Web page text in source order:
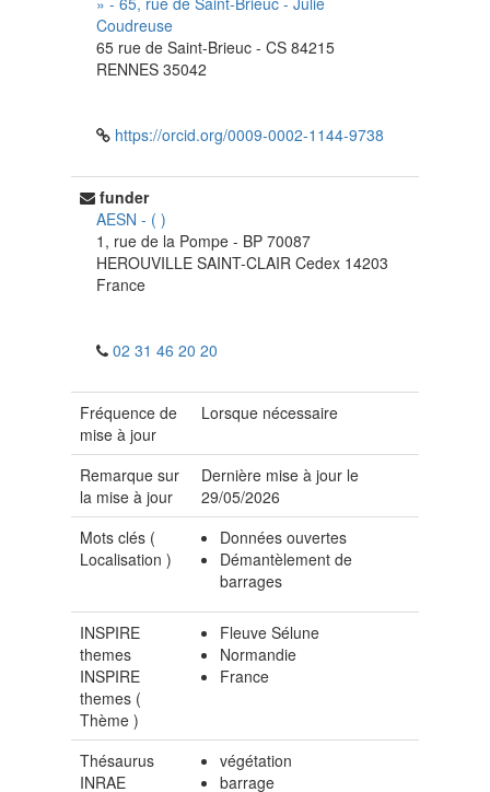
Coudreuse
65 rue de Saint-Brieuc - CS 84215
RENNES 35042
https://orcid.org/0009-0002-1144-9738
funder
AESN - ( )
1, rue de la Pompe - BP 70087
HEROUVILLE SAINT-CLAIR Cedex 14203
France
02 31 46 20 20
Fréquence de
mise à jour
Lorsque nécessaire
Remarque sur
la mise à jour
Dernière mise à jour le
29/05/2026
Mots clés (
Localisation )
Données ouvertes
Démantèlement de
barrages
INSPIRE
themes
INSPIRE
themes (
Thème )
Fleuve Sélune
Normandie
France
Thésaurus
INRAE
végétation
barrage